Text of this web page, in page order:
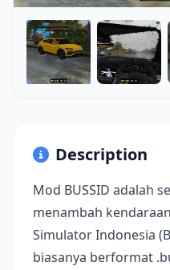
Description
Mod BUSSID adalah
menambah
Simulator Indonesia
biasanya berformat